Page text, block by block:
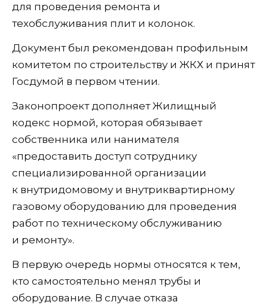
для проведения ремонта и
техобслуживания плит и колонок.
Документ был рекомендован профильным
комитетом по строительству и ЖКХ и принят
Госдумой в первом чтении.
Законопроект дополняет Жилищный
кодекс нормой, которая обязывает
собственника или нанимателя
«предоставить доступ сотруднику
специализированной организации
к внутридомовому и внутриквартирному
газовому оборудованию для проведения
работ по техническому обслуживанию
и ремонту».
В первую очередь нормы относятся к тем,
кто самостоятельно менял трубы и
оборудование. В случае отказа